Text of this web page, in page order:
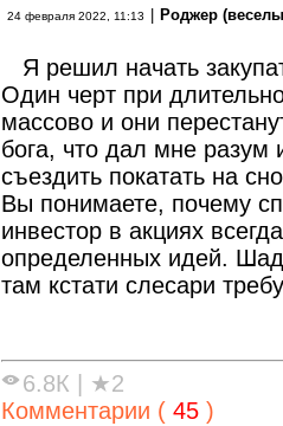
24 февраля 2022, 11:13 Роджер
Я решил начать
Один черт при
массово и они
бога, что дал мне
съездить покатать на
Вы понимаете, почему
инвестор в акциях
определенных идей.
там кстати слесари
6.8К
★2
Комментарии ( 45 )